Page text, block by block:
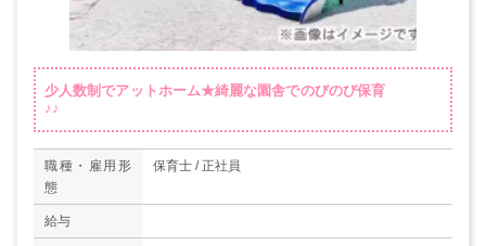
少人数制でアットホーム★綺麗な園舎でのびのび保育
♪♪
職種・雇用形
態
保育士 / 正社員
給与